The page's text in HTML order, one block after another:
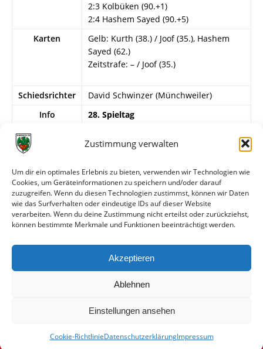
Zustimmung verwalten
Um dir ein optimales Erlebnis zu bieten, verwenden wir Technologien wie
Cookies, um Geräteinformationen zu speichern und/oder darauf
zuzugreifen. Wenn du diesen Technologien zustimmst, können wir Daten
wie das Surfverhalten oder eindeutige IDs auf dieser Website
verarbeiten. Wenn du deine Zustimmung nicht erteilst oder zurückziehst,
können bestimmte Merkmale und Funktionen beeinträchtigt werden.
Akzeptieren
Ablehnen
Einstellungen ansehen
Cookie-RichtlinieDatenschutzerklärungImpressum
2:3 Kolbüken (90.+1)
2:4 Hashem Sayed (90.+5)
Karten
Gelb: Kurth (38.) / Joof (35.), Hashem
Sayed (62.)
Zeitstrafe: – / Joof (35.)
Schiedsrichter
David Schwinzer (Münchweiler)
Info
28. Spieltag
Wormatia Worms II
Ullrich – Joof, Tamon, Kolcak (54.
Nagel, Boateng, Genna, Mulugeta,
Kolbüken. Trainer: Gopko.
Alle bisherigen Partien der beiden Mannschaften
anzeigen
© VfR Wormatia Worms